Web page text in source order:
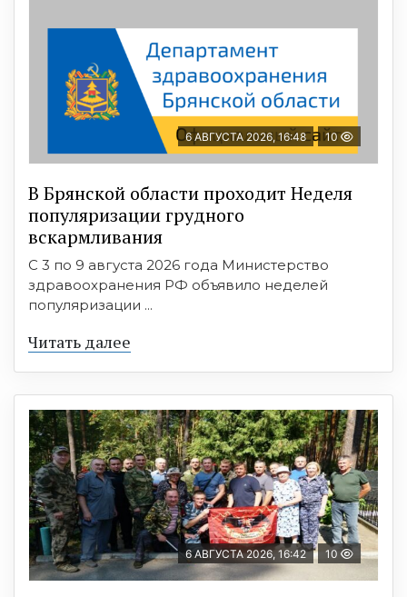
6 АВГУСТА 2026, 16:48 10
В Брянской области проходит Неделя
популяризации грудного
вскармливания
С 3 по 9 августа 2026 года Министерство
здравоохранения РФ объявило неделей
популяризации ...
Читать далее
6 АВГУСТА 2026, 16:42 10